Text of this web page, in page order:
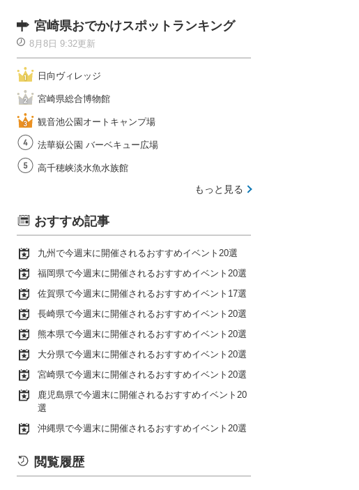
宮崎県おでかけスポットランキング
8月8日 9:32更新
日向ヴィレッジ
宮崎県総合博物館
観音池公園オートキャンプ場
法華嶽公園 バーベキュー広場
高千穂峡淡水魚水族館
もっと見る
おすすめ記事
九州で今週末に開催されるおすすめイベント20選
福岡県で今週末に開催されるおすすめイベント20選
佐賀県で今週末に開催されるおすすめイベント17選
長崎県で今週末に開催されるおすすめイベント20選
熊本県で今週末に開催されるおすすめイベント20選
大分県で今週末に開催されるおすすめイベント20選
宮崎県で今週末に開催されるおすすめイベント20選
鹿児島県で今週末に開催されるおすすめイベント20
選
沖縄県で今週末に開催されるおすすめイベント20選
閲覧履歴